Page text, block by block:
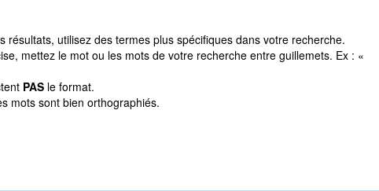
résultats, utilisez des termes plus spécifiques dans votre recherche.
mettez le mot ou les mots de votre recherche entre guillemets. Ex : «
PAS le format.
mots sont bien orthographiés.